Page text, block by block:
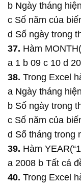
b Ngày tháng
c Số năm của
d Số ngày trong
37. Hàm
a 1 b 09 c 10 d
38. Trong Excel
a Ngày tháng
b Số ngày trong
c Số năm của
d Số tháng trong
39. Hàm
a 2008 b Tất cả
40. Trong Excel